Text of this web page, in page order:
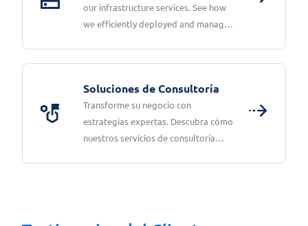
our infrastructure services. See how
we efficiently deployed and managed
Soluciones de Consultoría
Transforme su negocio con
estrategias expertas. Descubra cómo
nuestros servicios de consultoría